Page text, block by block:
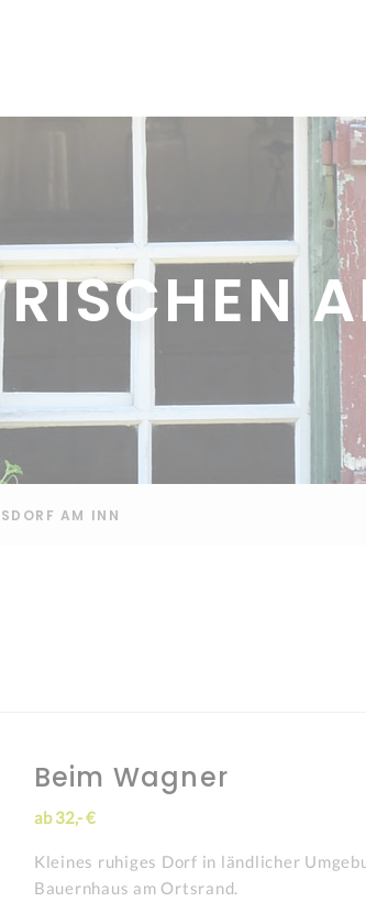
AM INN
Beim Wagner
ab 32,- €
Kleines ruhiges Dorf in ländlicher
Bauernhaus am Ortsrand.